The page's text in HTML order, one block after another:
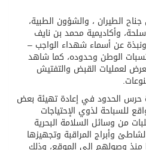
الطيران ، والشؤون الطبية،
وأكاديمية محمد بن نايف
، ورؤية المملكة ٢٠٣٠، ونبذة عن أسماء شهداء الواجب –
الوطن وحدوده، كما شاهد
لعمليات القبض والتفتيش
حرس الحدود في إعادة تهيئة بعض
للسباحة لذوي الإحتياجات
من وسائل السلامة البحرية
وأبراج المراقبة وتجهيزها
منذ وصولهم إلى الموقع، وذلك